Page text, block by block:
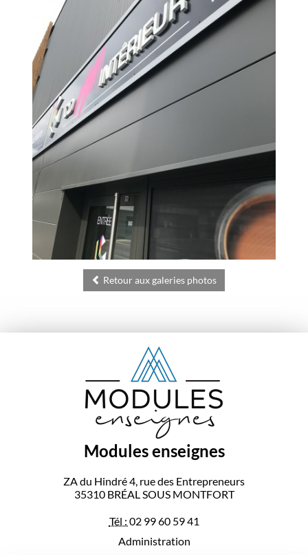
Retour aux galeries photos
Modules enseignes
ZA du Hindré 4, rue des Entrepreneurs
35310 BRÉAL SOUS MONTFORT
Tél : 02 99 60 59 41
Administration